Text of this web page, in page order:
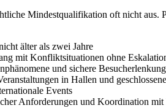
Mindestqualifikation oft nicht
älter als zwei Jahre
mit Konfliktsituationen ohne
und sichere Besucherlenkung
in Hallen und
Events
Anforderungen und Koordination